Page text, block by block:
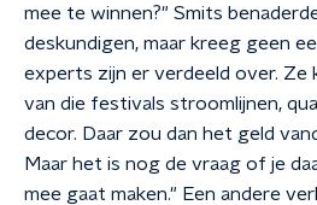
mee te winnen?" Smits
deskundigen, maar kreeg geen
experts zijn er verdeeld over. Ze
van die festivals stroomlijnen,
decor. Daar zou dan het geld
Maar het is nog de vraag of je
mee gaat maken." Een andere